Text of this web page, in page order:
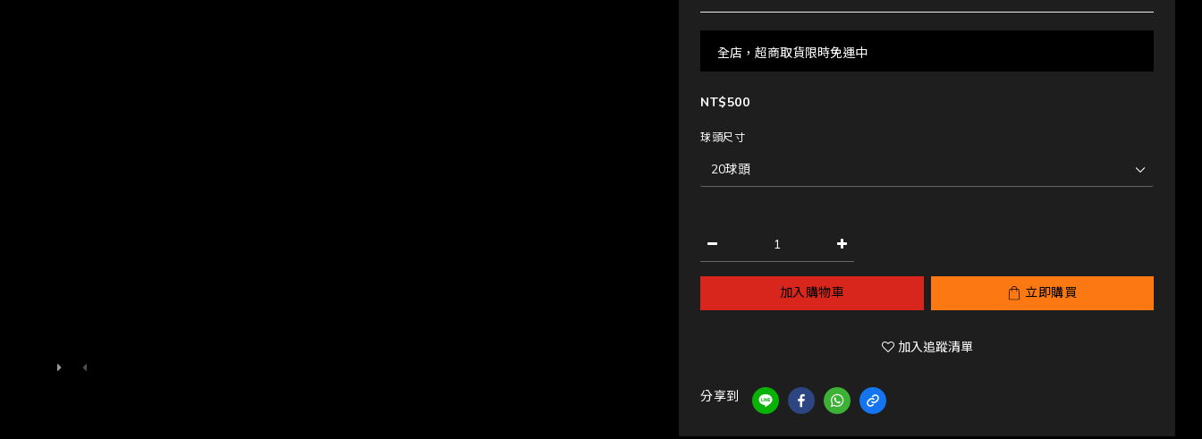
全店，超商取貨限時免運中
NT$500
球頭尺寸
加入購物車 立即購買
加入追蹤清單
分享到